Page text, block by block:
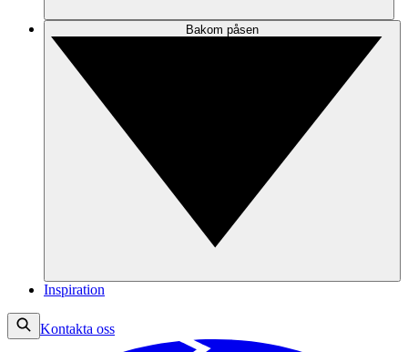
Bakom påsen
Inspiration
Kontakta oss